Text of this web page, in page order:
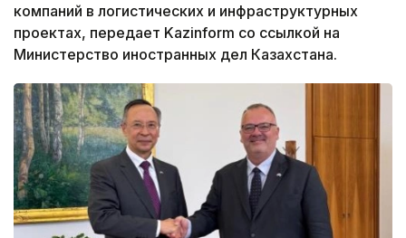
компаний в логистических и инфраструктурных
проектах, передает Kazinform со ссылкой на
Министерство иностранных дел Казахстана.